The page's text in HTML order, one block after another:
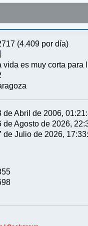
(4.409 por día)
vida es muy corta para
de Abril de 2006,
de Agosto de 2026,
de Julio de 2026,